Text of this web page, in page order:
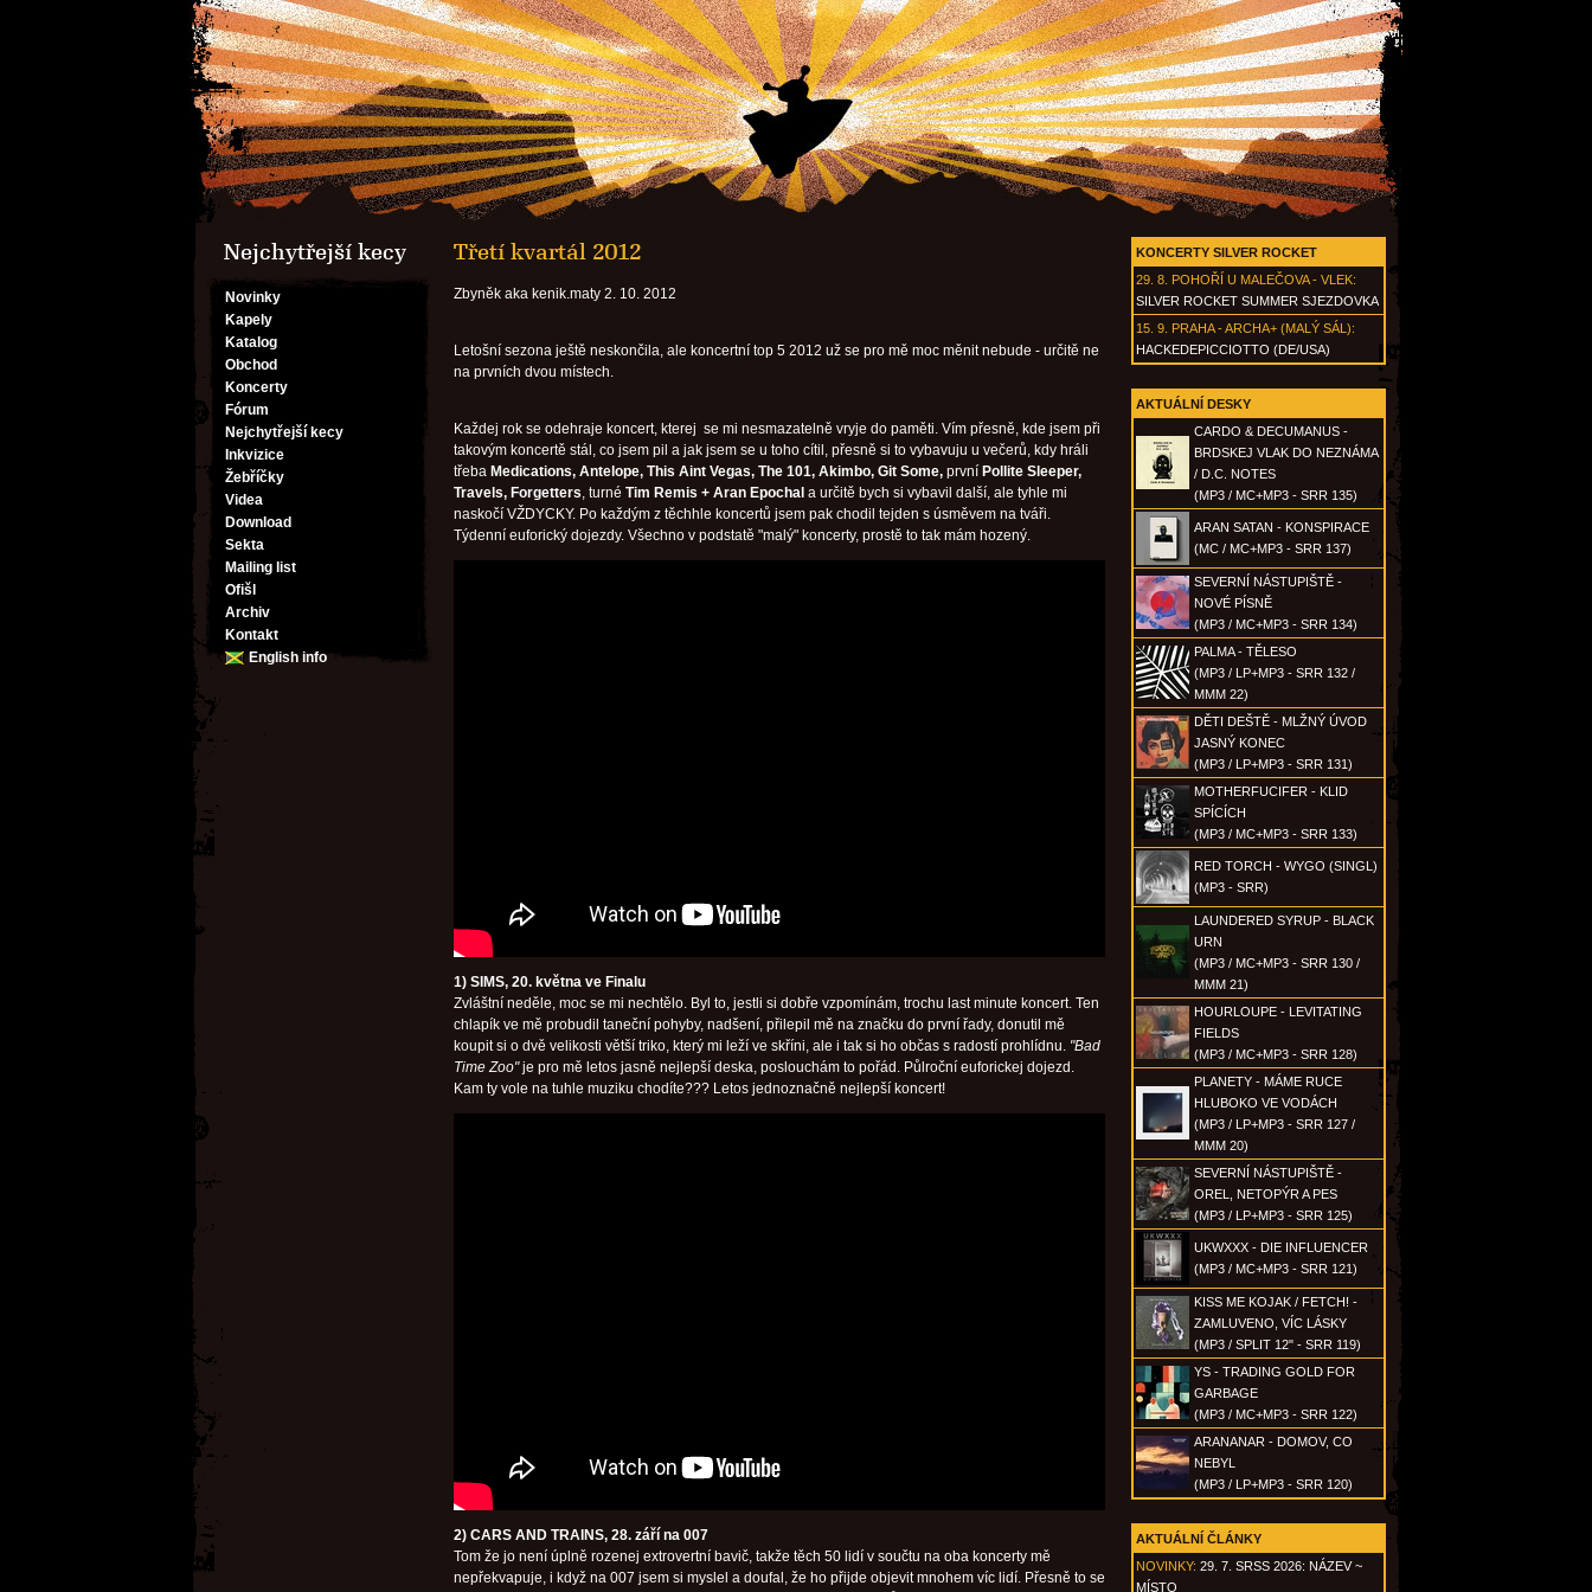
Nejchytřejší kecy
Novinky
Kapely
Katalog
Obchod
Koncerty
Fórum
Nejchytřejší kecy
Inkvizice
Žebříčky
Videa
Download
Sekta
Mailing list
Ofišl
Archiv
Kontakt
English info
KONCERTY SILVER ROCKET
29. 8. POHOŘÍ U MALEČOVA - VLEK:
SILVER ROCKET SUMMER SJEZDOVKA
15. 9. PRAHA - ARCHA+ (MALÝ SÁL):
HACKEDEPICCIOTTO (DE/USA)
AKTUÁLNÍ DESKY
CARDO & DECUMANUS -
BRDSKEJ VLAK DO NEZNÁMA
/ D.C. NOTES
(MP3 / MC+MP3 - SRR 135)
ARAN SATAN - KONSPIRACE
(MC / MC+MP3 - SRR 137)
SEVERNÍ NÁSTUPIŠTĚ -
NOVÉ PÍSNĚ
(MP3 / MC+MP3 - SRR 134)
PALMA - TĚLESO
(MP3 / LP+MP3 - SRR 132 /
MMM 22)
DĚTI DEŠTĚ - MLŽNÝ ÚVOD
JASNÝ KONEC
(MP3 / LP+MP3 - SRR 131)
MOTHERFUCIFER - KLID
SPÍCÍCH
(MP3 / MC+MP3 - SRR 133)
RED TORCH - WYGO (SINGL)
(MP3 - SRR)
LAUNDERED SYRUP - BLACK
URN
(MP3 / MC+MP3 - SRR 130 /
MMM 21)
HOURLOUPE - LEVITATING
FIELDS
(MP3 / MC+MP3 - SRR 128)
PLANETY - MÁME RUCE
HLUBOKO VE VODÁCH
(MP3 / LP+MP3 - SRR 127 /
MMM 20)
SEVERNÍ NÁSTUPIŠTĚ -
OREL, NETOPÝR A PES
(MP3 / LP+MP3 - SRR 125)
UKWXXX - DIE INFLUENCER
(MP3 / MC+MP3 - SRR 121)
KISS ME KOJAK / FETCH! -
ZAMLUVENO, VÍC LÁSKY
(MP3 / SPLIT 12" - SRR 119)
YS - TRADING GOLD FOR
GARBAGE
(MP3 / MC+MP3 - SRR 122)
ARANANAR - DOMOV, CO
NEBYL
(MP3 / LP+MP3 - SRR 120)
AKTUÁLNÍ ČLÁNKY
NOVINKY: 29. 7. SRSS 2026: NÁZEV ~
MÍSTO
Třetí kvartál 2012
Zbyněk aka kenik.maty 2. 10. 2012
Letošní sezona ještě neskončila, ale koncertní top 5 2012 už se pro mě moc měnit nebude - určitě ne
na prvních dvou místech.
Každej rok se odehraje koncert, kterej se mi nesmazatelně vryje do paměti. Vím přesně, kde jsem při
takovým koncertě stál, co jsem pil a jak jsem se u toho cítil, přesně si to vybavuju u večerů, kdy hráli
třeba Medications, Antelope, This Aint Vegas, The 101, Akimbo, Git Some, první Pollite Sleeper,
Travels, Forgetters, turné Tim Remis + Aran Epochal a určitě bych si vybavil další, ale tyhle mi
naskočí VŽDYCKY. Po každým z těchhle koncertů jsem pak chodil tejden s úsměvem na tváři.
Týdenní euforický dojezdy. Všechno v podstatě "malý" koncerty, prostě to tak mám hozený.
1) SIMS, 20. května ve Finalu
Zvláštní neděle, moc se mi nechtělo. Byl to, jestli si dobře vzpomínám, trochu last minute koncert. Ten
chlapík ve mě probudil taneční pohyby, nadšení, přilepil mě na značku do první řady, donutil mě
koupit si o dvě velikosti větší triko, který mi leží ve skříni, ale i tak si ho občas s radostí prohlídnu. "Bad
Time Zoo"je pro mě letos jasně nejlepší deska, poslouchám to pořád. Půlroční euforickej dojezd.
Kam ty vole na tuhle muziku chodíte??? Letos jednoznačně nejlepší koncert!
2) CARS AND TRAINS, 28. září na 007
Tom že jo není úplně rozenej extrovertní bavič, takže těch 50 lidí v součtu na oba koncerty mě
nepřekvapuje, i když na 007 jsem si myslel a doufal, že ho přijde objevit mnohem víc lidí. Přesně to se